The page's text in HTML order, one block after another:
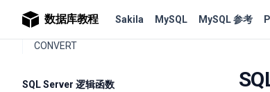
数据库教程 Sakila MySQL MySQL 参考
CAST
CONVERT
SQL Server 逻辑函数